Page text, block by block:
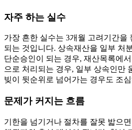
자주 하는 실수
가장 흔한 실수는 3개월 고려기간을
되는 것입니다. 상속재산을 일부 처
단순승인이 되는 경우, 재산목록에
으로 처리되는 경우, 일부 상속인만
빚이 뒷순위로 넘어가는 경우도 조
문제가 커지는 흐름
기한을 넘기거나 절차를 잘못 밟으